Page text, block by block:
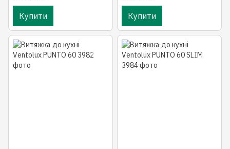
Купити Купити